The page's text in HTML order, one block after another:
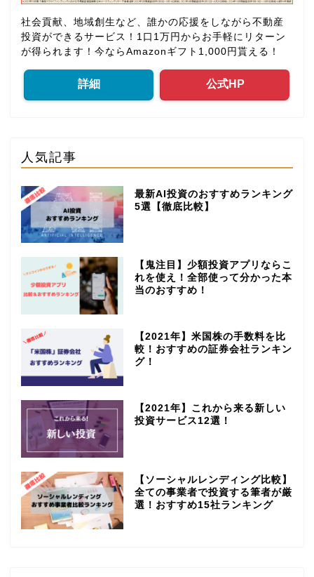
社会貢献、地域創生など、誰かの応援をしながら不動産
投資ができるサービス！1口1万円からお手軽にリターン
が得られます！今ならAmazonギフト1,000円貰える！
詳細 公式HP
人気記事
最新AI投資のおすすめランキング
5選【徹底比較】
【鬼注目】少額投資アプリならこ
れを使え！全部使って分かった本
当のおすすめ！
【2021年】米国株の手数料を比
較！おすすめの証券会社ランキン
グ！
【2021年】これから来る新しい
投資サービス12選！
【ソーシャルレンディング比較】
全ての事業者で投資する筆者が厳
選！おすすめ15社ランキング